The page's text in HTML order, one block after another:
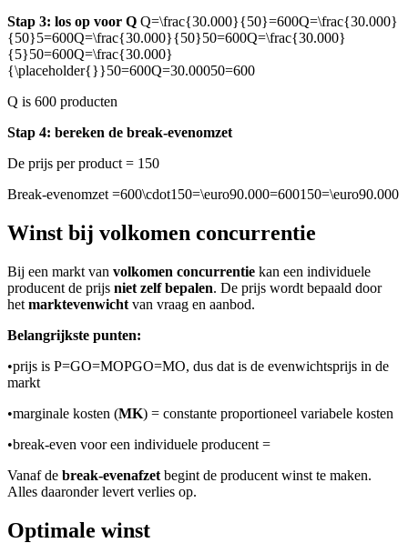
Stap 3: los op voor Q Q=\frac{30.000}{50}=600Q=\frac{30.000}
{50}5=600Q=\frac{30.000}{50}50=600Q=\frac{30.000}
{5}50=600Q=\frac{30.000}
{\placeholder{}}50=600Q=30.00050=600
Q is 600 producten
Stap 4: bereken de break-evenomzet
De prijs per product = 150
Break-evenomzet =600\cdot150=\euro90.000=600150=\euro90.000
Winst bij volkomen concurrentie
Bij een markt van volkomen concurrentie kan een individuele
producent de prijs niet zelf bepalen. De prijs wordt bepaald door
het marktevenwicht van vraag en aanbod.
Belangrijkste punten:
•prijs is P=GO=MOPGO=MO, dus dat is de evenwichtsprijs in de
markt
•marginale kosten (MK) = constante proportioneel variabele kosten
•break-even voor een individuele producent =
Vanaf de break-evenafzet begint de producent winst te maken.
Alles daaronder levert verlies op.
Optimale winst